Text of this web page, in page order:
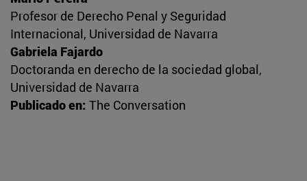
Profesor de Derecho Penal y Seguridad
Internacional, Universidad de Navarra
Gabriela Fajardo
Doctoranda en derecho de la sociedad global,
Universidad de Navarra
Publicado en: The Conversation